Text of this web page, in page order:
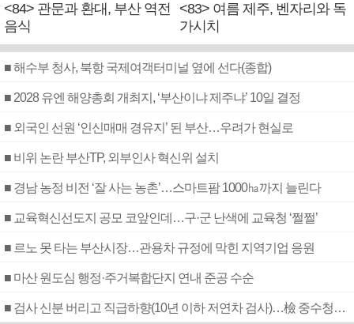
<84> 관문과 환대, 부산 역전
음식
<83> 여름 제주, 벤자리와 독
가시치
■ 해수부 청사, 북항 국제여객터미널 옆에 선다(종합)
■ 2028 유엔 해양총회 개최지, ‘부산이냐 제주냐’ 10일 결정
■ 외국인 선원 ‘인신매매 경유지’ 된 부산…우려가 현실로
■ 비위 논란 부산TP, 외부인사 혁신위 설치
■ 경남 농정 비전 ‘잘 사는 농촌’…스마트팜 1000㏊까지 늘린다
■ 교육혁신선도지 공모 코앞인데…구·군 난색에 교육청 ‘쩔쩔’
■ 르노 못 타는 부산시장…관용차 규정에 막힌 지역기업 응원
■ 마산 원도심 행정·주거복합단지 연내 준공 수순
■ 검사 신분 버리고 직급하향(10년 이하 저연차 검사)…檢 중수청행 기피